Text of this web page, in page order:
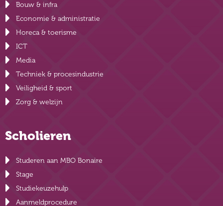
Bouw & infra
Economie & administratie
Horeca & toerisme
ICT
Media
Techniek & procesindustrie
Veiligheid & sport
Zorg & welzijn
Scholieren
Studeren aan MBO Bonaire
Stage
Studiekeuzehulp
Aanmeldprocedure